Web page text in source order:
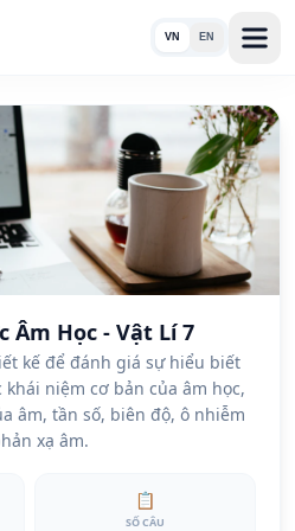
VN EN
Âm Học - Vật Lí 7
kế để đánh giá sự hiểu biết
niệm cơ bản của âm học,
âm, tần số, biên độ, ô nhiễm
xạ âm.
📋
SỐ CÂU